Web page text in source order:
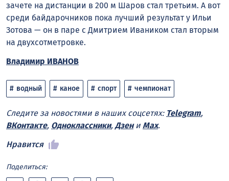
зачете на дистанции в 200 м Шаров стал третьим. А вот
среди байдарочников пока лучший результат у Ильи
Зотова — он в паре с Дмитрием Иваником стал вторым
на двухсотметровке.
Владимир ИВАНОВ
водный каное спорт чемпионат
Следите за новостями в наших соцсетях: Telegram,
ВКонтакте, Одноклассники, Дзени Max.
Нравится
Поделиться: